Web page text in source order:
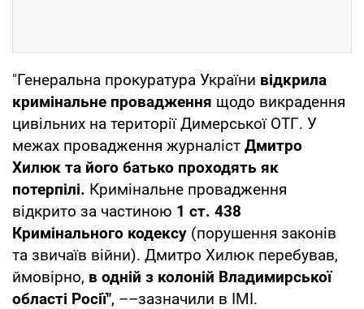
"Генеральна прокуратура України відкрила
кримінальне провадження щодо викрадення
цивільних на території Димерської ОТГ. У
межах провадження журналіст Дмитро
Хилюк та його батько проходять як
потерпілі. Кримінальне провадження
відкрито за частиною 1 ст. 438
Кримінального кодексу (порушення законів
та звичаїв війни). Дмитро Хилюк перебував,
ймовірно, в одній з колоній Владимирської
області Росії", ––зазначили в ІМІ.